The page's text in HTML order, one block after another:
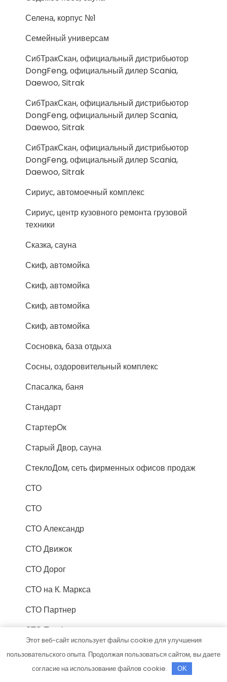
Селена, корпус №1
Семейный универсам
СибТракСкан, официальный дистрибьютор
DongFeng, официальный дилер Scania,
Daewoo, Sitrak
СибТракСкан, официальный дистрибьютор
DongFeng, официальный дилер Scania,
Daewoo, Sitrak
СибТракСкан, официальный дистрибьютор
DongFeng, официальный дилер Scania,
Daewoo, Sitrak
Сириус, автомоечный комплекс
Сириус, центр кузовного ремонта грузовой
техники
Сказка, сауна
Скиф, автомойка
Скиф, автомойка
Скиф, автомойка
Скиф, автомойка
Сосновка, база отдыха
Сосны, оздоровительный комплекс
Спасалка, баня
Стандарт
СтартерОк
Старый Двор, сауна
СтеклоДом, сеть фирменных офисов продаж
СТО
СТО
СТО Александр
СТО Движок
СТО Дорог
СТО на К. Маркса
СТО Партнер
СТО Профи
СТОрук
Стрелец, сауна
Этот веб-сайт использует файлы cookie для улучшения
пользовательского опыта. Продолжая пользоваться сайтом, вы даете
согласие на использование файлов cookie.
OK